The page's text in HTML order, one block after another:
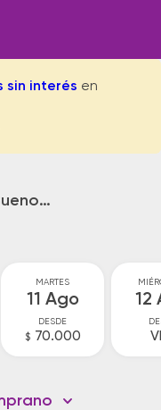
sin interés en
Retiro Buenos Aires
MARTES
11 Ago
DESDE
$ 70.000
12